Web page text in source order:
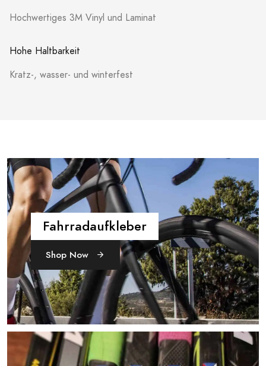
Hochwertiges 3M Vinyl und Laminat
Hohe Haltbarkeit
Kratz-, wasser- und winterfest
Fahrradaufkleber
Shop Now